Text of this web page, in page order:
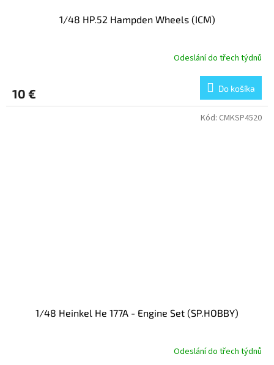
1/48 HP.52 Hampden Wheels (ICM)
Odeslání do třech týdnů
10 € Do košíka
1/48 Heinkel He 177A - Engine Set (SP.HOBBY)
Odeslání do třech týdnů
Kód: CMKSP4520